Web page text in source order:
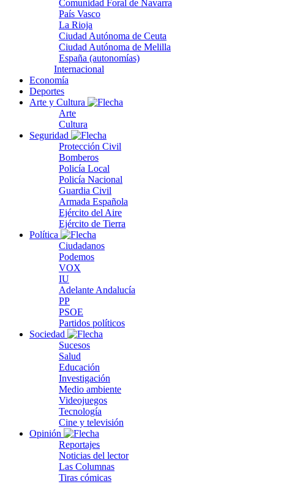
Comunidad Foral de Navarra
País Vasco
La Rioja
Ciudad Autónoma de Ceuta
Ciudad Autónoma de Melilla
España (autonomías)
Internacional
Economía
Deportes
Arte y Cultura
Arte
Cultura
Seguridad
Protección Civil
Bomberos
Policía Local
Policía Nacional
Guardia Civil
Armada Española
Ejército del Aire
Ejército de Tierra
Política
Ciudadanos
Podemos
VOX
IU
Adelante Andalucía
PP
PSOE
Partidos políticos
Sociedad
Sucesos
Salud
Educación
Investigación
Medio ambiente
Videojuegos
Tecnología
Cine y televisión
Opinión
Reportajes
Noticias del lector
Las Columnas
Tiras cómicas